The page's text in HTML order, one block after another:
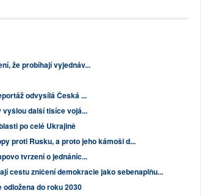
že probíhají vyjednáv...
odvysílá Česká ...
další tisíce vojá...
po celé Ukrajině
proti Rusku, a proto jeho kámoši d...
tvrzení o jednáníc...
cestu zničení demokracie jako sebenaplňu...
do roku 2030